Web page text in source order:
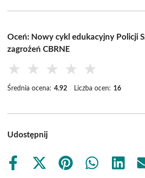
Oceń: Nowy cykl edukacyjny Policji
zagrożeń CBRNE
★ ★ ★ ★ ★
Średnia ocena: 4.92 Liczba ocen: 16
Udostępnij
Share
Share
Share
Share
Share